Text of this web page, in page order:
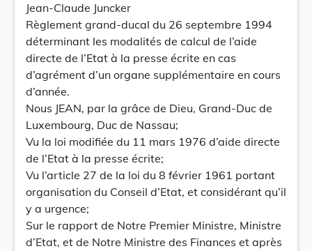
Jean-Claude Juncker
Règlement grand-ducal du 26 septembre 1994
déterminant les modalités de calcul de l’aide
directe de l’Etat à la presse écrite en cas
d’agrément d’un organe supplémentaire en cours
d’année.
Nous JEAN, par la grâce de Dieu, Grand-Duc de
Luxembourg, Duc de Nassau;
Vu la loi modifiée du 11 mars 1976 d’aide directe
de l’Etat à la presse écrite;
Vu l’article 27 de la loi du 8 février 1961 portant
organisation du Conseil d’Etat, et considérant qu’il
y a urgence;
Sur le rapport de Notre Premier Ministre, Ministre
d’Etat, et de Notre Ministre des Finances et après